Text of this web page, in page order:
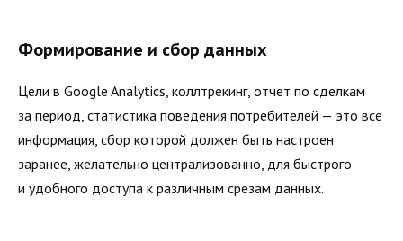
Формирование и сбор данных
Цели в Google Analytics, коллтрекинг, отчет по сделкам
за период, статистика поведения потребителей — это все
информация, сбор которой должен быть настроен
заранее, желательно централизованно, для быстрого
и удобного доступа к различным срезам данных.